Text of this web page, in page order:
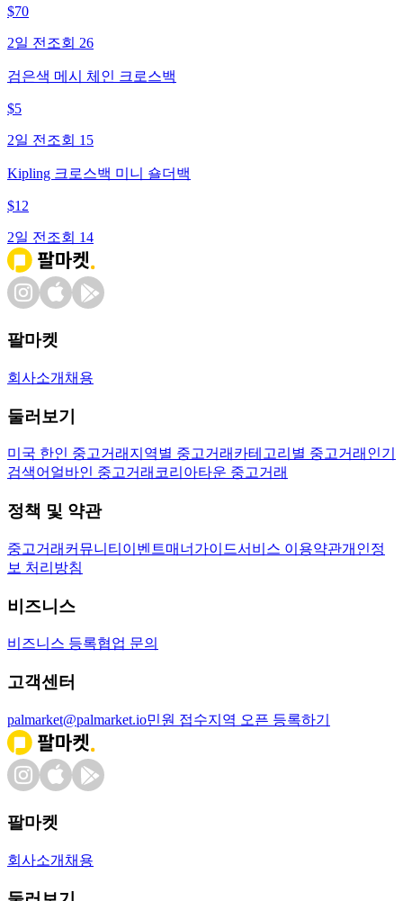
$70
2일 전 조회 26
검은색 메시 체인 크로스백
$5
2일 전 조회 15
Kipling 크로스백 미니 숄더백
$12
2일 전 조회 14
팔마켓
회사소개 채용
둘러보기
미국 한인 중고거래 지역별 중고거래 카테고리별 중고거래 인기
검색어 얼바인 중고거래 코리아타운 중고거래
정책 및 약관
중고거래 커뮤니티 이벤트매너가이드서비스 이용약관개인정
보 처리방침
비즈니스
비즈니스 등록협업 문의
고객센터
palmarket@palmarket.io민원 접수지역 오픈 등록하기
팔마켓
회사소개 채용